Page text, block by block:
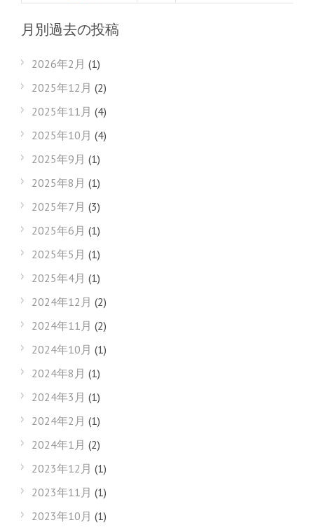
月別過去の投稿
2026年2月 (1)
2025年12月 (2)
2025年11月 (4)
2025年10月 (4)
2025年9月 (1)
2025年8月 (1)
2025年7月 (3)
2025年6月 (1)
2025年5月 (1)
2025年4月 (1)
2024年12月 (2)
2024年11月 (2)
2024年10月 (1)
2024年8月 (1)
2024年3月 (1)
2024年2月 (1)
2024年1月 (2)
2023年12月 (1)
2023年11月 (1)
2023年10月 (1)